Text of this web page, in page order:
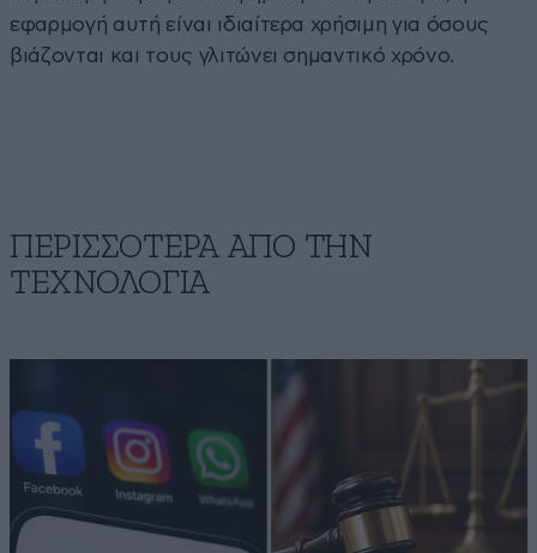
εφαρμογή αυτή είναι ιδιαίτερα χρήσιμη για όσους
βιάζονται και τους γλιτώνει σημαντικό χρόνο.
ΠΕΡΙΣΣΟΤΕΡΑ ΑΠΟ ΤΗΝ
ΤΕΧΝΟΛΟΓΙΑ